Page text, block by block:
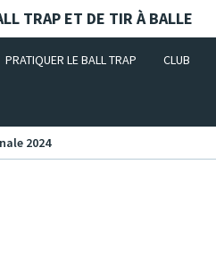
TRAP ET DE TIR À BALLE
PRATIQUER LE BALL TRAP CLUB
2024